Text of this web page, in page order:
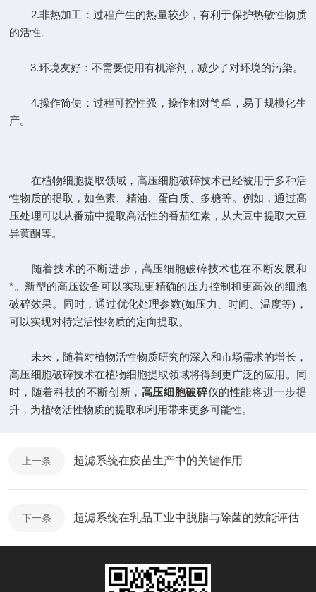
2.非热加工：过程产生的热量较少，有利于保护热敏性物质
的活性。
3.环境友好：不需要使用有机溶剂，减少了对环境的污染。
4.操作简便：过程可控性强，操作相对简单，易于规模化生
产。
在植物细胞提取领域，高压细胞破碎技术已经被用于多种活
性物质的提取，如色素、精油、蛋白质、多糖等。例如，通过高
压处理可以从番茄中提取高活性的番茄红素，从大豆中提取大豆
异黄酮等。
随着技术的不断进步，高压细胞破碎技术也在不断发展和
*。新型的高压设备可以实现更精确的压力控制和更高效的细胞
破碎效果。同时，通过优化处理参数(如压力、时间、温度等)，
可以实现对特定活性物质的定向提取。
未来，随着对植物活性物质研究的深入和市场需求的增长，
高压细胞破碎技术在植物细胞提取领域将得到更广泛的应用。同
时，随着科技的不断创新， 高压细胞破碎仪的性能将进一步提
升，为植物活性物质的提取和利用带来更多可能性。
上一条 超滤系统在疫苗生产中的关键作用
下一条 超滤系统在乳品工业中脱脂与除菌的效能评估